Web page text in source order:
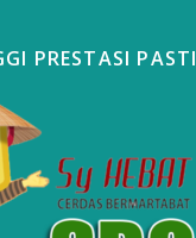
PRESTASI PASTI